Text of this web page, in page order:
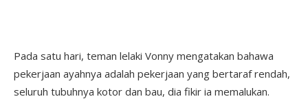
Pada satu hari, teman lelaki Vonny mengatakan bahawa
pekerjaan ayahnya adalah pekerjaan yang bertaraf rendah,
seluruh tubuhnya kotor dan bau, dia fikir ia memalukan.